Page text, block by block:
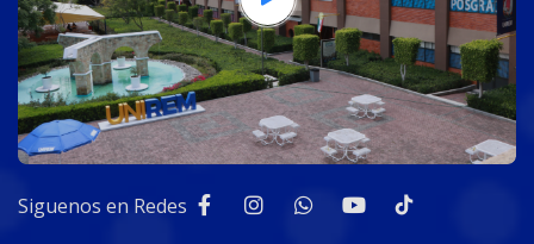
Siguenos en Redes